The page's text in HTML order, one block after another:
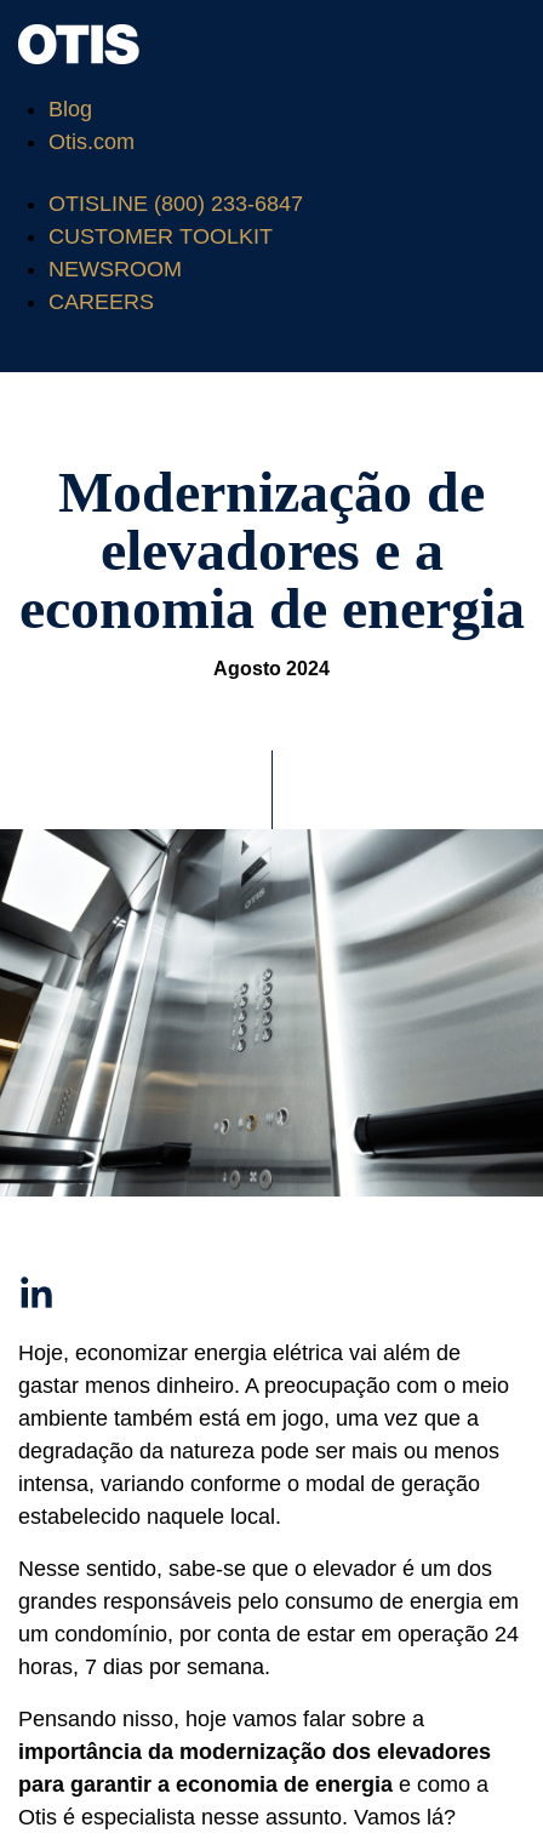
Blog
Otis.com
OTISLINE (800) 233-6847
CUSTOMER TOOLKIT
NEWSROOM
CAREERS
Modernização de
elevadores e a
economia de energia
Agosto 2024
Linkedin
Hoje, economizar energia elétrica vai além de
gastar menos dinheiro. A preocupação com o meio
ambiente também está em jogo, uma vez que a
degradação da natureza pode ser mais ou menos
intensa, variando conforme o modal de geração
estabelecido naquele local.
Nesse sentido, sabe-se que o elevador é um dos
grandes responsáveis pelo consumo de energia em
um condomínio, por conta de estar em operação 24
horas, 7 dias por semana.
Pensando nisso, hoje vamos falar sobre a
importância da modernização dos elevadores
para garantir a economia de energia e como a
Otis é especialista nesse assunto. Vamos lá?